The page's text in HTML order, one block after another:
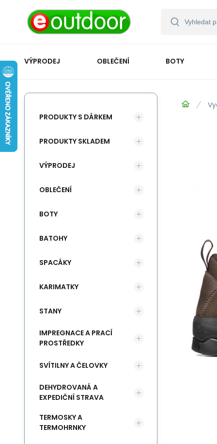
VÝPRODEJ OBLEČENÍ BOTY
PRODUKTY S DÁRKEM
PRODUKTY SKLADEM
VÝPRODEJ
OBLEČENÍ
BOTY
BATOHY
SPACÁKY
KARIMATKY
STANY
IMPREGNACE A PRACÍ
PROSTŘEDKY
SVÍTILNY A ČELOVKY
DEHYDROVANÁ A
EXPEDIČNÍ STRAVA
TERMOSKY A
TERMOHRNKY